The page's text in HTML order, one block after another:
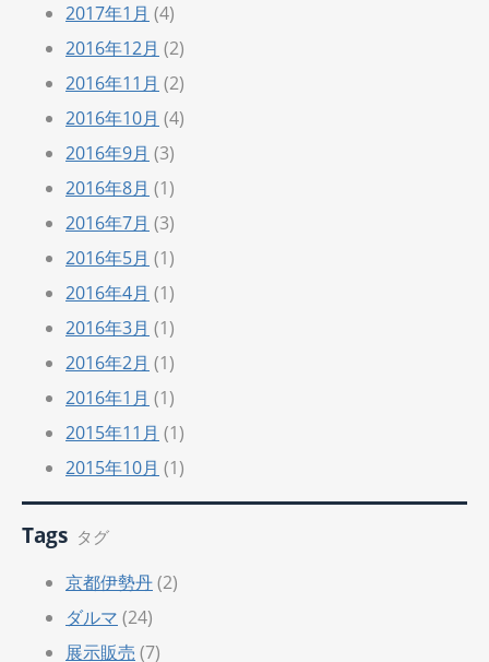
2017年1月 (4)
2016年12月 (2)
2016年11月 (2)
2016年10月 (4)
2016年9月 (3)
2016年8月 (1)
2016年7月 (3)
2016年5月 (1)
2016年4月 (1)
2016年3月 (1)
2016年2月 (1)
2016年1月 (1)
2015年11月 (1)
2015年10月 (1)
Tags タグ
京都伊勢丹(2)
ダルマ (24)
展示販売 (7)